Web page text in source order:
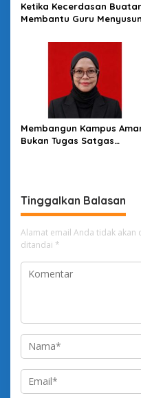
Ketika Kecerdasan
Membantu Guru Menyusun
Membangun Kampus
Bukan Tugas Satgas
Tinggalkan Balasan
Alamat email Anda tidak akan
ditandai *